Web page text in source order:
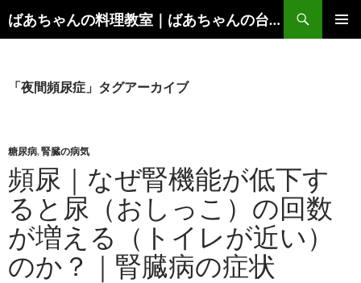
ン
キ
プ
ばあちゃんの料理教室｜ばあちゃんの台所から学ぶ、食と健康の知恵
索
「夜間頻尿症」タグアーカイブ
糖尿病,腎臓の病気
頻尿｜なぜ腎機能が低下す
ると尿（おしっこ）の回数
が増える（トイレが近い）
のか？｜腎臓病の症状